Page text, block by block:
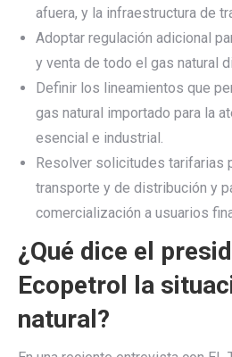
afuera, y la infraestructura de
Adoptar regulación adicional
y venta de todo el gas natural
Definir los lineamientos que
gas natural importado para la
esencial e industrial.
Resolver solicitudes tarifarias
transporte y de distribución y
comercialización a usuarios
¿Qué dice el
Ecopetrol la
natural?